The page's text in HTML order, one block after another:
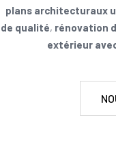
plans architecturaux
de qualité, rénovation
extérieur